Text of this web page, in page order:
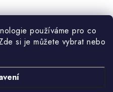
používáme pro co
si je můžete vybrat nebo